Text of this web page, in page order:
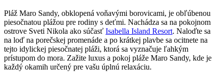
Pláž Maro Sandy, obklopená voňavými borovicami, je obľúbenou
piesočnatou plážou pre rodiny s deťmi. Nachádza sa na pokojnom
ostrove Sveti Nikola ako súčasť Isabella Island Resort. Naloďte sa
na loď na porečskej promenáde a po krátkej plavbe sa ocitnete na
tejto idylickej piesočnatej pláži, ktorá sa vyznačuje ľahkým
prístupom do mora. Zažite luxus a pokoj pláže Maro Sandy, kde je
každý okamih určený pre vašu úplnú relaxáciu.